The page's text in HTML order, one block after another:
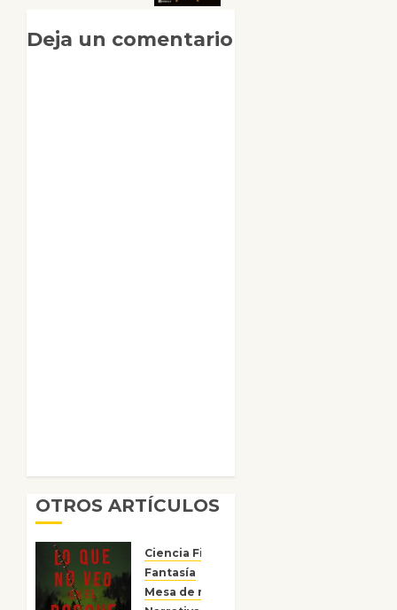
Deja un comentario
OTROS ARTÍCULOS
Ciencia Ficción
Fantasía
Mesa de novedades